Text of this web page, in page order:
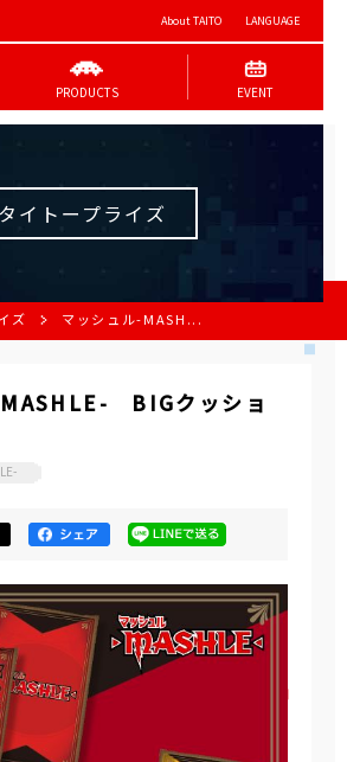
About TAITO LANGUAGE
PRODUCTS EVENT
タイトープライズ
ズ マッシュル-MASH...
BIGクッショ